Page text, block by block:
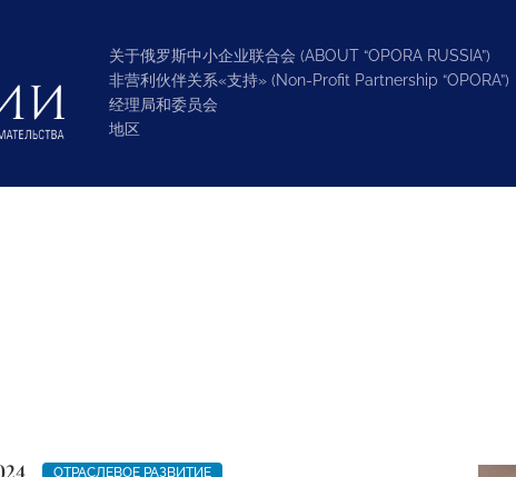
关于俄罗斯中小企业联合会 (ABOUT “OPORA RUSSIA”)
非营利伙伴关系«支持» (Non-Profit Partnership “OPORA”)
经理局和委员会
地区
ОТРАСЛЕВОЕ РАЗВИТИЕ